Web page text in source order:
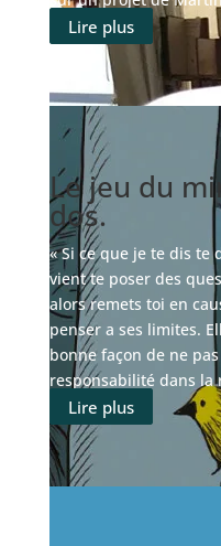
Lire plus
Le jeu du
dos.
« Si ce que je te dis te
vient te poser des
alors remets toi en
penser a ses limites.
bonne façon de ne
responsabilité dans la
Lire plus